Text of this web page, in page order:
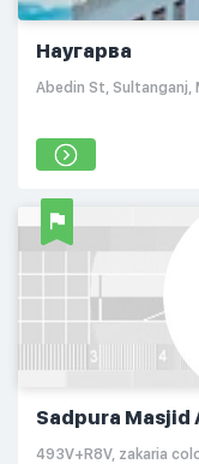
Наугарва
Abedin St, Sultanganj,
Sadpura Masjid
493V+R8V, zakaria